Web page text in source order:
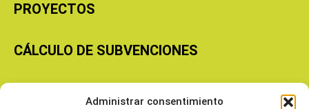
Administrar consentimiento
PROYECTOS
CÁLCULO DE SUBVENCIONES